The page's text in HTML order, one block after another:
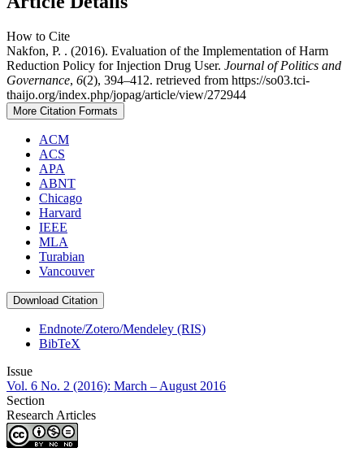
How to Cite
Nakfon, P. . (2016). Evaluation of the Implementation of Harm
Reduction Policy for Injection Drug User. Journal of Politics and
Governance, 6(2), 394–412. retrieved from https://so03.tci-
thaijo.org/index.php/jopag/article/view/272944
More Citation Formats
ACM
ACS
APA
ABNT
Chicago
Harvard
IEEE
MLA
Turabian
Vancouver
Download Citation
Endnote/Zotero/Mendeley (RIS)
BibTeX
Issue
Vol. 6 No. 2 (2016): March – August 2016
Section
Research Articles